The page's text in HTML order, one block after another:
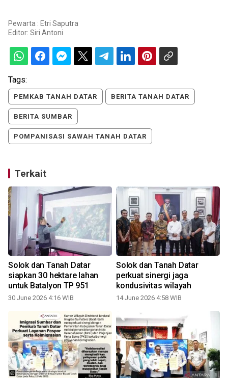
Pewarta : Etri Saputra
Editor: Siri Antoni
Tags:
PEMKAB TANAH DATAR BERITA TANAH DATAR
BERITA SUMBAR
POMPANISASI SAWAH TANAH DATAR
Terkait
Solok dan Tanah Datar
siapkan 30 hektare lahan
untuk Batalyon TP 951
30 June 2026 4:16 WIB
Solok dan Tanah Datar
perkuat sinergi jaga
kondusivitas wilayah
14 June 2026 4:58 WIB